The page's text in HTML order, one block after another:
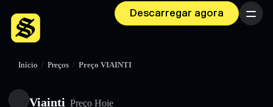
Descarregar agora Menu
Início / Preços / Preço VIAINTI
Viainti Preço Hoje